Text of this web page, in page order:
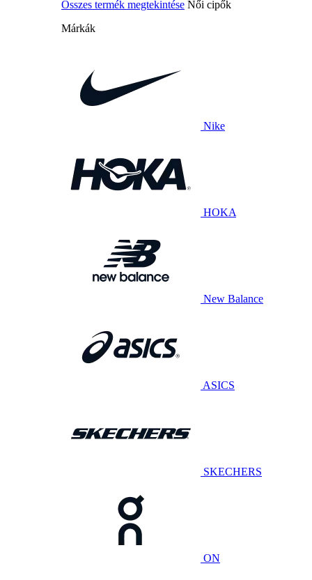
Összes termék megtekintése Női cipők
Márkák
Nike
HOKA
New Balance
ASICS
SKECHERS
ON